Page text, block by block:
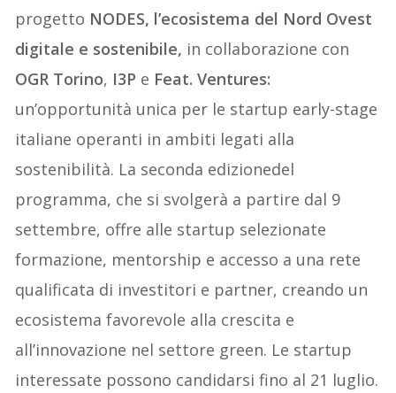
progetto NODES, l’ecosistema del Nord Ovest
digitale e sostenibile, in collaborazione con
OGR Torino, I3P e Feat. Ventures:
un’opportunità unica per le startup early-stage
italiane operanti in ambiti legati alla
sostenibilità. La seconda edizionedel
programma, che si svolgerà a partire dal 9
settembre, offre alle startup selezionate
formazione, mentorship e accesso a una rete
qualificata di investitori e partner, creando un
ecosistema favorevole alla crescita e
all’innovazione nel settore green. Le startup
interessate possono candidarsi fino al 21 luglio.